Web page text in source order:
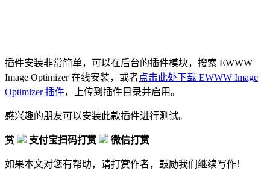
插件安装非常简单，可以在后台的插件模块，搜索 EWWW
Image Optimizer 在线安装，或者点击此处下载 EWWW Image
Optimizer 插件，上传到插件目录并启用。
感兴趣的朋友可以安装此款插件进行测试。
赏 支付宝扫码打赏 微信打赏
如果本文对您有帮助，请打赏作者，鼓励我们继续写作！